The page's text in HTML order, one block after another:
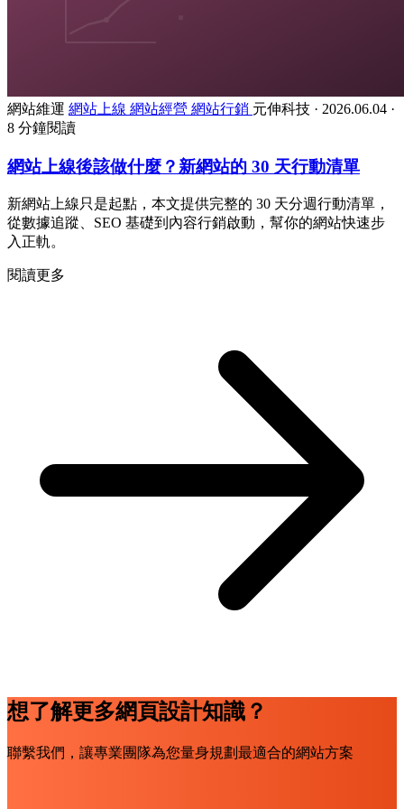
網站維運 網站上線 網站經營 網站行銷 元伸科技 · 2026.06.04 ·
8 分鐘閱讀
網站上線後該做什麼？新網站的 30 天行動清單
新網站上線只是起點，本文提供完整的 30 天分週行動清單，
從數據追蹤、SEO 基礎到內容行銷啟動，幫你的網站快速步
入正軌。
閱讀更多
想了解更多網頁設計知識？
聯繫我們，讓專業團隊為您量身規劃最適合的網站方案